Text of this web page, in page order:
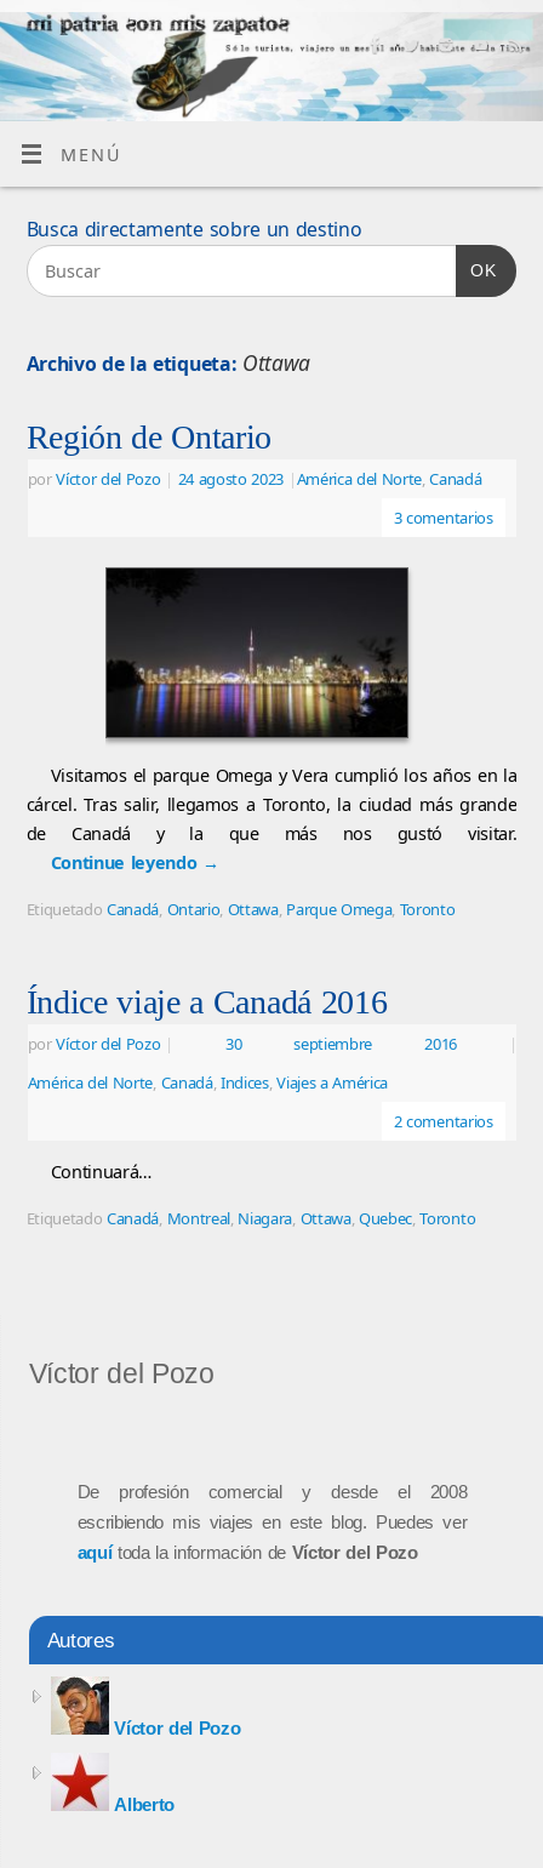
MENÚ
Busca directamente sobre un destino
OK
Archivo de la etiqueta: Ottawa
Región de Ontario
porVíctor del Pozo | 24 agosto 2023 |América del Norte ,Canadá
3 comentarios
Visitamos el parque Omega y Vera cumplió los años en la
cárcel. Tras salir, llegamos a Toronto, la ciudad más grande
de Canadá y la que más nos gustó visitar.
Continue leyendo →
EtiquetadoCanadá, Ontario, Ottawa, Parque Omega, Toronto
Índice viaje a Canadá 2016
porVíctor del Pozo | 30 septiembre 2016
|
América del Norte, Canadá,Indices,Viajes a América
2 comentarios
Continuará…
EtiquetadoCanadá Montreal Niagara Ottawa, Quebec ,Toronto
Víctor del Pozo
De profesión comercial y desde el 2008
escribiendo mis viajes en este blog. Puedes ver
aquítoda la información de Víctor del Pozo
Autores
Víctor del Pozo
Alberto